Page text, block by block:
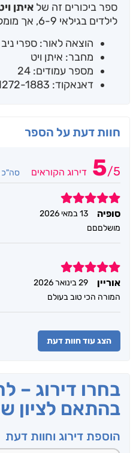
ספר ביכורים זה של איתן
לילדים בגילאי 6-9, אך מומלץ בהחלט גם לבוגרים!
הוצאה לאור: ספרי ניב
מחבר: איתן ויט
מספר עמודים: 24
דאנאקוד: 1272-1883
חוות דעת על הספר
5/5 דירוג הקוראים סה"כ 13 חוות דעת
5
סופיה
13 במאי 2026
מושלםםם
5
אוריין
29 בינואר 2026
המורה הכי טוב בעולם
הצג עוד חוות דעת
בחרו דירוג –
בהתאם לציון
הוספת דירוג וחוות דעת